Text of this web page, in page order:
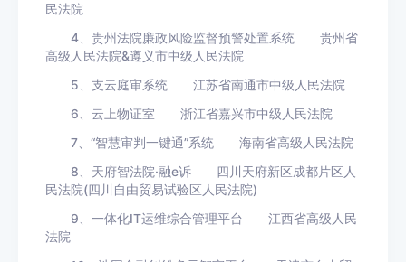
民法院
4、贵州法院廉政风险监督预警处置系统 贵州省
高级人民法院&遵义市中级人民法院
5、支云庭审系统 江苏省南通市中级人民法院
6、云上物证室 浙江省嘉兴市中级人民法院
7、“智慧审判一键通”系统 海南省高级人民法院
8、天府智法院·融e诉 四川天府新区成都片区人
民法院(四川自由贸易试验区人民法院)
9、一体化IT运维综合管理平台 江西省高级人民
法院